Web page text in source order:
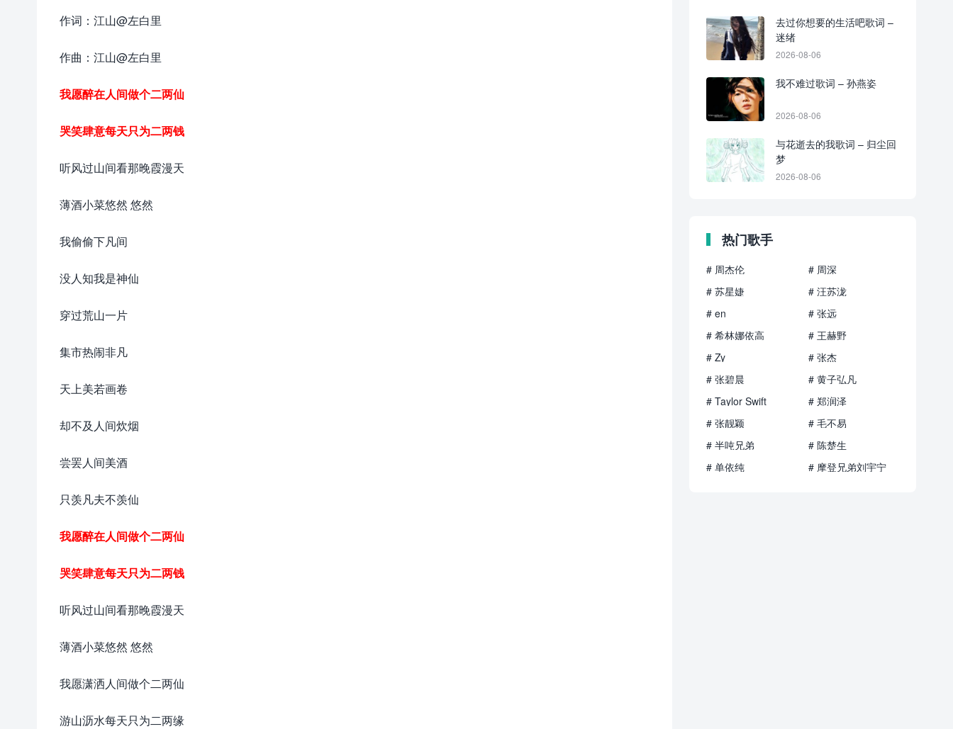
作词：江山@左白里
作曲：江山@左白里
我愿醉在人间做个二两仙
哭笑肆意每天只为二两钱
听风过山间看那晚霞漫天
薄酒小菜悠然 悠然
我偷偷下凡间
没人知我是神仙
穿过荒山一片
集市热闹非凡
天上美若画卷
却不及人间炊烟
尝罢人间美酒
只羡凡夫不羡仙
我愿醉在人间做个二两仙
哭笑肆意每天只为二两钱
听风过山间看那晚霞漫天
薄酒小菜悠然 悠然
我愿潇洒人间做个二两仙
游山沥水每天只为二两缘
去过你想要的生活吧歌词 –
迷绪
2026-08-06
我不难过歌词 – 孙燕姿
2026-08-06
与花逝去的我歌词 – 归尘回
梦
2026-08-06
热门歌手
# 周杰伦
# 周深
# 苏星婕
# 汪苏泷
# en
# 张远
# 希林娜依高
# 王赫野
# Zy
# 张杰
# 张碧晨
# 黄子弘凡
# Taylor Swift
# 郑润泽
# 张靓颖
# 毛不易
# 半吨兄弟
# 陈楚生
# 单依纯
# 摩登兄弟刘宇宁